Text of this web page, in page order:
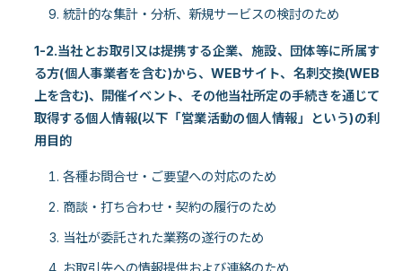
統計的な集計・分析、新規サービスの検討のため
1-2.当社とお取引又は提携する企業、施設、団体等に所属す
る方(個人事業者を含む)から、WEBサイト、名刺交換(WEB
上を含む)、開催イベント、その他当社所定の手続きを通じて
取得する個人情報(以下「営業活動の個人情報」という)の利
用目的
各種お問合せ・ご要望への対応のため
商談・打ち合わせ・契約の履行のため
当社が委託された業務の遂行のため
お取引先への情報提供および連絡のため